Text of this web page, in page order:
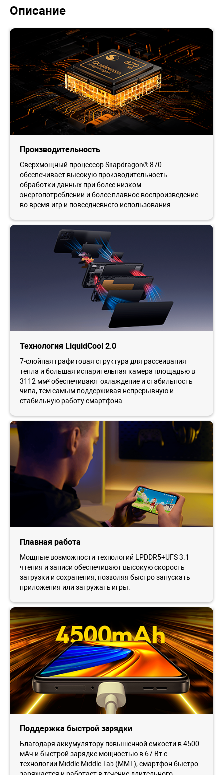
Описание
Производительность
Сверхмощный процессор Snapdragon® 870
обеспечивает высокую производительность
обработки данных при более низком
энергопотреблении и более плавное воспроизведение
во время игр и повседневного использования.
Технология LiquidCool 2.0
7-слойная графитовая структура для рассеивания
тепла и большая испарительная камера площадью в
3112 мм² обеспечивают охлаждение и стабильность
чипа, тем самым поддерживая непрерывную и
стабильную работу смартфона.
Плавная работа
Мощные возможности технологий LPDDR5+UFS 3.1
чтения и записи обеспечивают высокую скорость
загрузки и сохранения, позволяя быстро запускать
приложения или загружать игры.
Поддержка быстрой зарядки
Благодаря аккумулятору повышенной емкости в 4500
мАч и быстрой зарядке мощностью в 67 Вт с
технологии Middle Middle Tab (MMT), смартфон быстро
заряжается и работает в течение длительного